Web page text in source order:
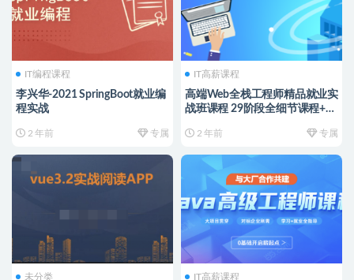
IT编程课程
李兴华-2021 SpringBoot就业编
程实战
2 年前 专属
IT高薪课程
高端Web全栈工程师精品就业实
战班课程 29阶段全细节课程+全
2 年前 专属
未分类 IT高薪课程